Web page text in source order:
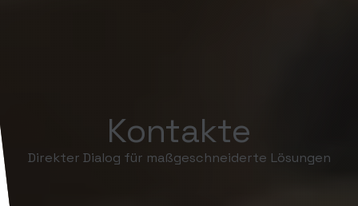
Kontakte
Direkter Dialog für maßgeschneiderte Lösungen